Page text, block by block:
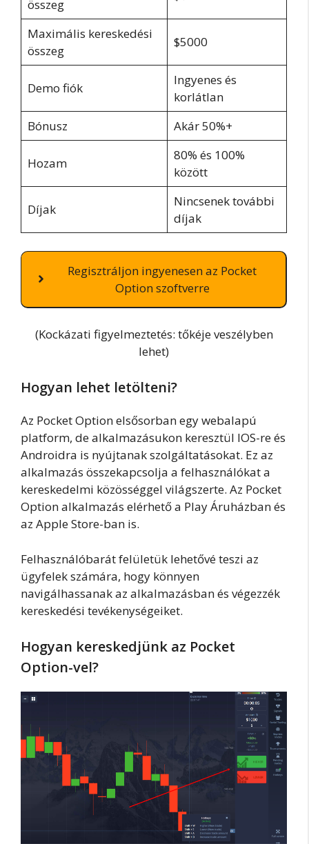
összeg
Maximális kereskedési
összeg
$5000
Demo fiók
Ingyenes és
korlátlan
Bónusz
Akár 50%+
Hozam
80% és 100%
között
Díjak
Nincsenek további
díjak
Regisztráljon ingyenesen az Pocket
Option szoftverre
(Kockázati figyelmeztetés: tőkéje veszélyben
lehet)
Hogyan lehet letölteni?
Az Pocket Option elsősorban egy webalapú
platform, de alkalmazásukon keresztül IOS-re és
Androidra is nyújtanak szolgáltatásokat. Ez az
alkalmazás összekapcsolja a felhasználókat a
kereskedelmi közösséggel világszerte. Az Pocket
Option alkalmazás elérhető a Play Áruházban és
az Apple Store-ban is.
Felhasználóbarát felületük lehetővé teszi az
ügyfelek számára, hogy könnyen
navigálhassanak az alkalmazásban és végezzék
kereskedési tevékenységeiket.
Hogyan kereskedjünk az Pocket
Option-vel?